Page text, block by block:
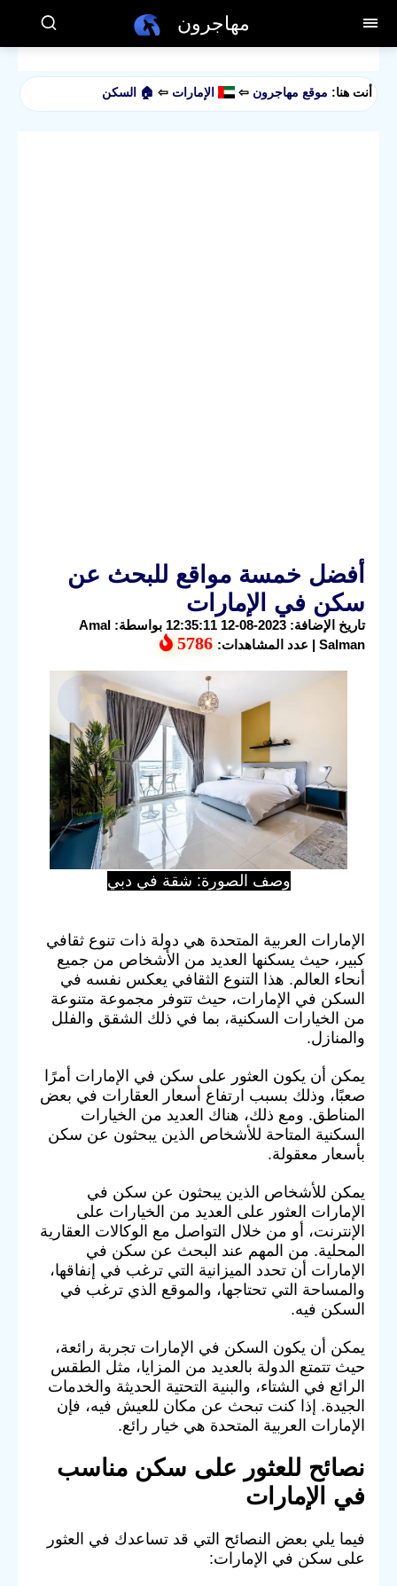
مهاجرون
أنت هنا: موقع مهاجرون ⇦ الإمارات ⇦ 🏠 السكن
أفضل خمسة مواقع للبحث عن
سكن في الإمارات
تاريخ الإضافة: 2023-08-12 12:35:11 بواسطة: Amal
Salman | عدد المشاهدات:
5786
وصف الصورة: شقة في دبي
الإمارات العربية المتحدة هي دولة ذات تنوع ثقافي
كبير، حيث يسكنها العديد من الأشخاص من جميع
أنحاء العالم. هذا التنوع الثقافي يعكس نفسه في
السكن في الإمارات، حيث تتوفر مجموعة متنوعة
من الخيارات السكنية، بما في ذلك الشقق والفلل
والمنازل.
يمكن أن يكون العثور على سكن في الإمارات أمرًا
صعبًا، وذلك بسبب ارتفاع أسعار العقارات في بعض
المناطق. ومع ذلك، هناك العديد من الخيارات
السكنية المتاحة للأشخاص الذين يبحثون عن سكن
بأسعار معقولة.
يمكن للأشخاص الذين يبحثون عن سكن في
الإمارات العثور على العديد من الخيارات على
الإنترنت، أو من خلال التواصل مع الوكالات العقارية
المحلية. من المهم عند البحث عن سكن في
الإمارات أن تحدد الميزانية التي ترغب في إنفاقها،
والمساحة التي تحتاجها، والموقع الذي ترغب في
السكن فيه.
يمكن أن يكون السكن في الإمارات تجربة رائعة،
حيث تتمتع الدولة بالعديد من المزايا، مثل الطقس
الرائع في الشتاء، والبنية التحتية الحديثة والخدمات
الجيدة. إذا كنت تبحث عن مكان للعيش فيه، فإن
الإمارات العربية المتحدة هي خيار رائع.
نصائح للعثور على سكن مناسب
في الإمارات
فيما يلي بعض النصائح التي قد تساعدك في العثور
على سكن في الإمارات: